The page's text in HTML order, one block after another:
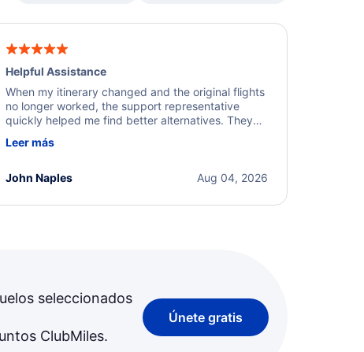
Helpful Assistance
When my itinerary changed and the original flights
no longer worked, the support representative
quickly helped me find better alternatives. They
beyond to resolve the issue. I'm grateful for the
Leer más
Aug 04, 2026
John Naples
seleccionados
ClubMiles.
Únete gratis